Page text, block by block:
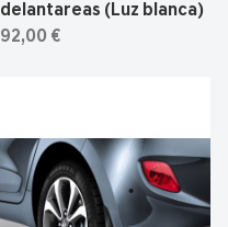
delantareas (Luz blanca)
92,00 €